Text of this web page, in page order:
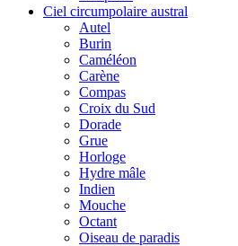
Ciel circumpolaire austral
Autel
Burin
Caméléon
Carène
Compas
Croix du Sud
Dorade
Grue
Horloge
Hydre mâle
Indien
Mouche
Octant
Oiseau de paradis